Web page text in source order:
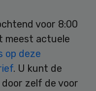
voor 8:00
meest actuele
op deze
. U kunt de
door zelf de voor